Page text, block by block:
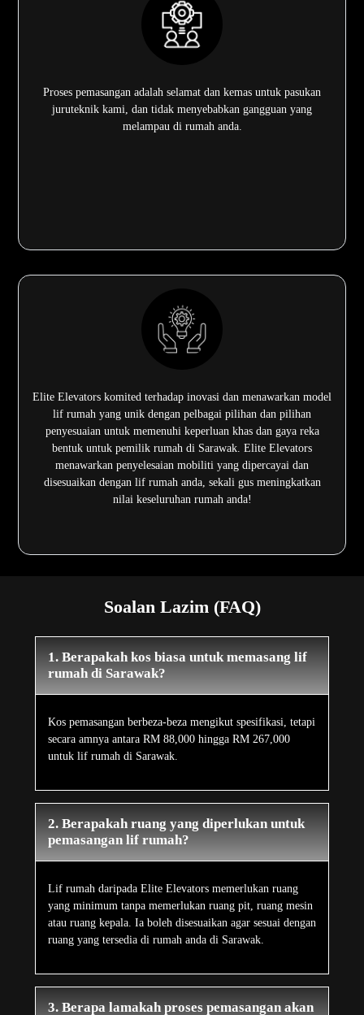
Proses pemasangan adalah selamat dan kemas untuk pasukan
juruteknik kami, dan tidak menyebabkan gangguan yang
melampau di rumah anda.
Elite Elevators komited terhadap inovasi dan menawarkan model
lif rumah yang unik dengan pelbagai pilihan dan pilihan
penyesuaian untuk memenuhi keperluan khas dan gaya reka
bentuk untuk pemilik rumah di Sarawak. Elite Elevators
menawarkan penyelesaian mobiliti yang dipercayai dan
disesuaikan dengan lif rumah anda, sekali gus meningkatkan
nilai keseluruhan rumah anda!
Soalan Lazim (FAQ)
1. Berapakah kos biasa untuk memasang lif
rumah di Sarawak?
Kos pemasangan berbeza-beza mengikut spesifikasi, tetapi
secara amnya antara RM 88,000 hingga RM 267,000
untuk lif rumah di Sarawak.
2. Berapakah ruang yang diperlukan untuk
pemasangan lif rumah?
Lif rumah daripada Elite Elevators memerlukan ruang
yang minimum tanpa memerlukan ruang pit, ruang mesin
atau ruang kepala. Ia boleh disesuaikan agar sesuai dengan
ruang yang tersedia di rumah anda di Sarawak.
3. Berapa lamakah proses pemasangan akan